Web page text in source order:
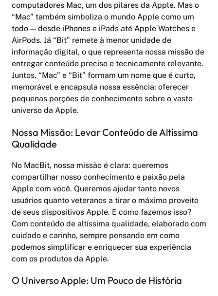
computadores Mac, um dos pilares da Apple. Mas o
“Mac” também simboliza o mundo Apple como um
todo — desde iPhones e iPads até Apple Watches e
AirPods. Já “Bit” remete à menor unidade de
informação digital, o que representa nossa missão de
entregar conteúdo preciso e tecnicamente relevante.
Juntos, “Mac” e “Bit” formam um nome que é curto,
memorável e encapsula nossa essência: oferecer
pequenas porções de conhecimento sobre o vasto
universo da Apple.
Nossa Missão: Levar Conteúdo de Altíssima
Qualidade
No MacBit, nossa missão é clara: queremos
compartilhar nosso conhecimento e paixão pela
Apple com você. Queremos ajudar tanto novos
usuários quanto veteranos a tirar o máximo proveito
de seus dispositivos Apple. E como fazemos isso?
Com conteúdo de altíssima qualidade, elaborado com
cuidado e carinho, sempre pensando em como
podemos simplificar e enriquecer sua experiência
com os produtos da Apple.
O Universo Apple: Um Pouco de História